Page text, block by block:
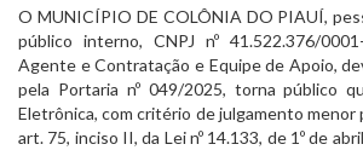
O MUNICÍPIO DE COLÔNIA DO PIAUÍ,
público interno, CNPJ nº 41.522.376/
Agente e Contratação e Equipe de Apoio,
pela Portaria nº 049/2025, torna público
Eletrônica, com critério de julgamento menor
art. 75, inciso II, da Lei nº 14.133, de 1º de